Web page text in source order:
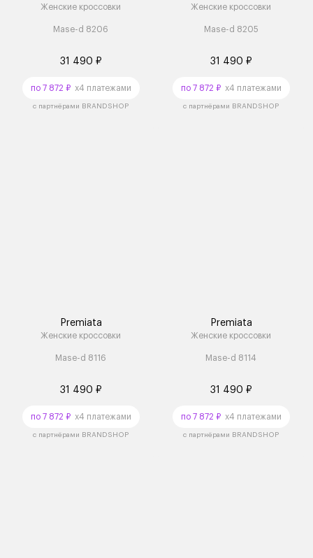
Женские кроссовки
Mase-d 8206
31 490 ₽
по 7 872 ₽x4 платежами
с партнёрами BRANDSHOP
Женские кроссовки
Mase-d 8205
31 490 ₽
по 7 872 ₽x4 платежами
с партнёрами BRANDSHOP
Premiata
Женские кроссовки
Mase-d 8116
31 490 ₽
по 7 872 ₽x4 платежами
с партнёрами BRANDSHOP
Premiata
Женские кроссовки
Mase-d 8114
31 490 ₽
по 7 872 ₽x4 платежами
с партнёрами BRANDSHOP